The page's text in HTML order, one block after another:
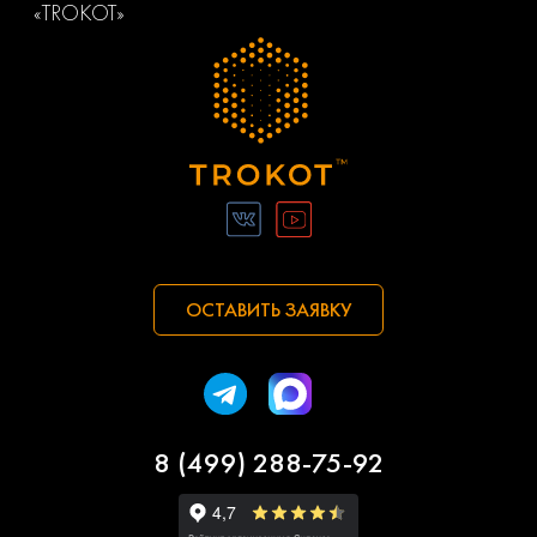
«TROKOT»
ОСТАВИТЬ ЗАЯВКУ
8 (499) 288-75-92